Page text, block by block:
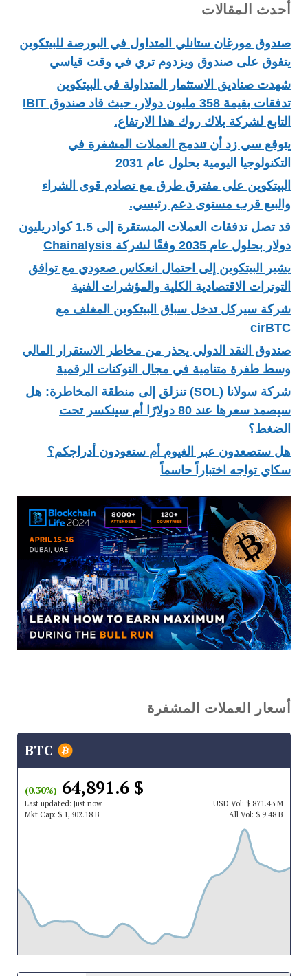
أحدث المقالات
صندوق مورغان ستانلي المتداول في البورصة للبيتكوين
يتفوق على صندوق ويزدوم تري في وقت قياسي
شهدت صناديق الاستثمار المتداولة في البيتكوين
تدفقات بقيمة 358 مليون دولار، حيث قاد صندوق IBIT
التابع لشركة بلاك روك هذا الارتفاع.
يتوقع سي زد أن تندمج العملات المشفرة في
التكنولوجيا اليومية بحلول عام 2031
البيتكوين على مفترق طرق مع تصادم قوى الشراء
والبيع قرب مستوى دعم رئيسي.
قد تصل تدفقات العملات المستقرة إلى 1.5 كوادريليون
دولار بحلول عام 2035 وفقًا لشركة Chainalysis
يشير البيتكوين إلى احتمال انعكاس صعودي مع توافق
التوترات الاقتصادية الكلية والمؤشرات الفنية
شركة سيركل تدخل سباق البيتكوين المغلف مع
cirBTC
صندوق النقد الدولي يحذر من مخاطر الاستقرار المالي
وسط طفرة متنامية في مجال التوكنات الرقمية
شركة سولانا (SOL) تنزلق إلى منطقة المخاطرة: هل
سيصمد سعرها عند 80 دولارًا أم سينكسر تحت
الضغط؟
هل ستصعدون عبر الغيوم أم ستعودون أدراجكم؟
سكاي تواجه اختباراً حاسماً
أسعار العملات المشفرة
$ 64,891.6
(0.30%)
Last updated: Just now USDVol: $ 871.43 M
Mkt Cap: $ 1,302.18 B All Vol: $ 9.48 B